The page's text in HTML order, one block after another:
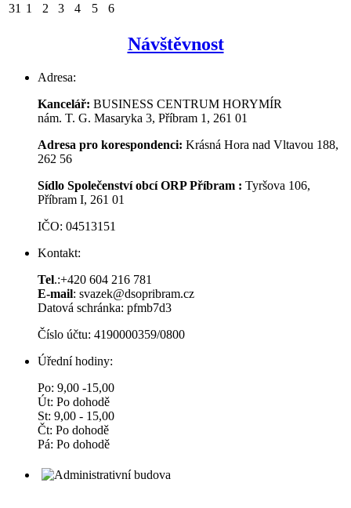
31 1 2 3 4 5 6
Návštěvnost
Adresa:
Kancelář: BUSINESS CENTRUM HORYMÍR
nám. T. G. Masaryka 3, Příbram 1, 261 01
Adresa pro korespondenci: Krásná Hora nad Vltavou 188,
262 56
Sídlo Společenství obcí ORP Příbram : Tyršova 106,
Příbram I, 261 01
IČO: 04513151
Kontakt:
Tel.:+420 604 216 781
E-mail: svazek@dsopribram.cz
Datová schránka: pfmb7d3
Číslo účtu: 4190000359/0800
Úřední hodiny:
Po: 9,00 -15,00
Út: Po dohodě
St: 9,00 - 15,00
Čt: Po dohodě
Pá: Po dohodě